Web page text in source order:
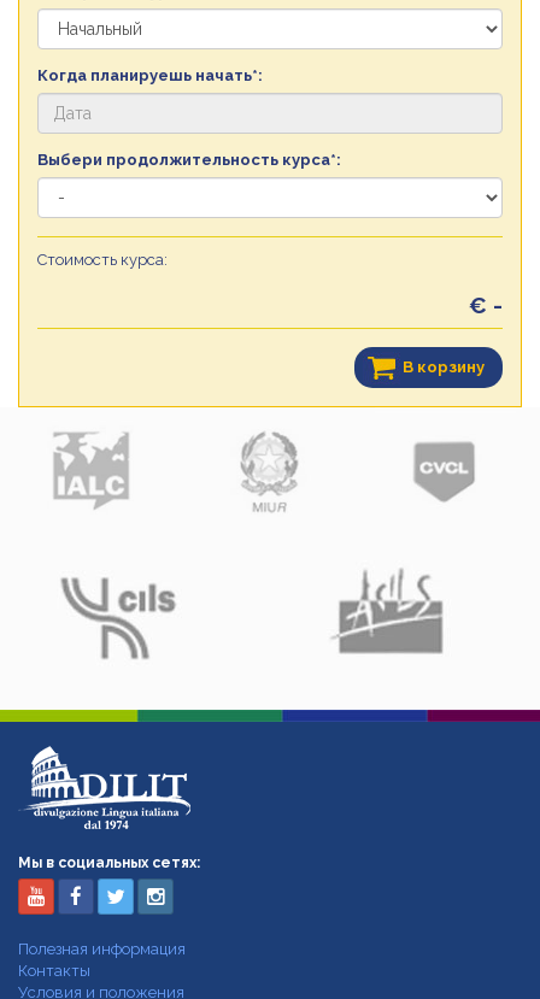
Когда планируешь начать*:
Выбери продолжительность курса*:
Стоимость курса:
€ -
В корзину
Мы в социальных сетях:
Полезная информация
Контакты
Условия и положения